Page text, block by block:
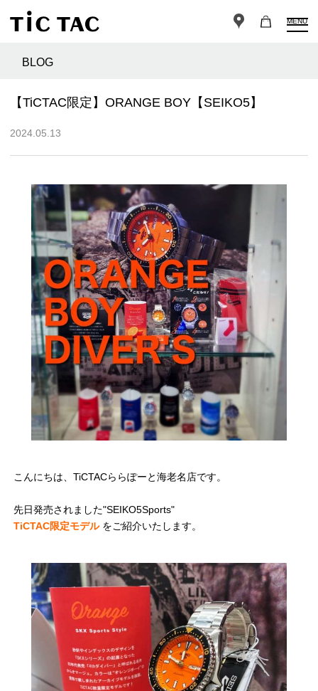
MENU
BLOG
【TiCTAC限定】ORANGE BOY【SEIKO5】
2024.05.13
こんにちは、TiCTACららぽーと海老名店です。
先日発売されました"SEIKO5Sports"
TiCTAC限定モデル をご紹介いたします。